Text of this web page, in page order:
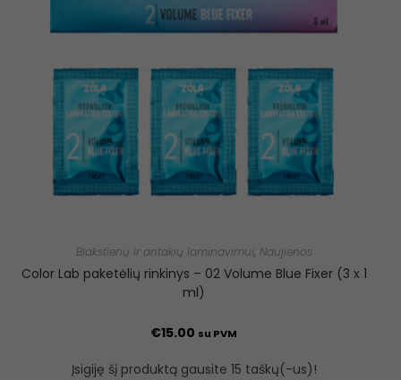
Blakstienų ir antakių laminavimui, Naujienos
Color Lab paketėlių rinkinys – 02 Volume Blue Fixer (3 x 1
ml)
€15.00 su PVM
Įsigiję šį produktą gausite 15 taškų(-us)!